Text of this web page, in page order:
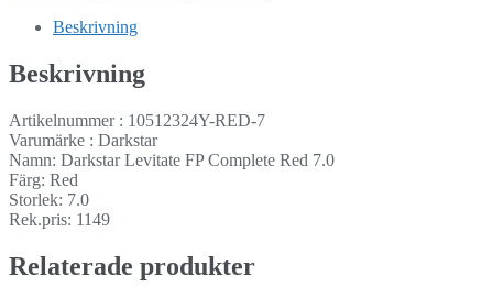
Beskrivning
Beskrivning
Artikelnummer : 10512324Y-RED-7
Varumärke : Darkstar
Namn: Darkstar Levitate FP Complete Red 7.0
Färg: Red
Storlek: 7.0
Rek.pris: 1149
Relaterade produkter